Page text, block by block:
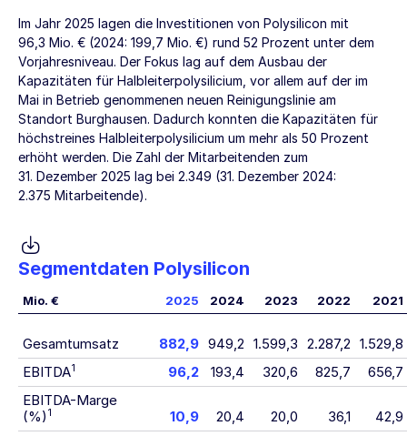
Im Jahr 2025 lagen die Investitionen von Polysilicon mit
96,3 Mio. € (2024: 199,7 Mio. €) rund 52 Prozent unter dem
Vorjahresniveau. Der Fokus lag auf dem Ausbau der
Kapazitäten für Halbleiterpolysilicium, vor allem auf der im
Mai in Betrieb genommenen neuen Reinigungslinie am
Standort Burghausen. Dadurch konnten die Kapazitäten für
höchstreines Halbleiterpolysilicium um mehr als 50 Prozent
erhöht werden. Die Zahl der Mitarbeitenden zum
31. Dezember 2025 lag bei 2.349 (31. Dezember 2024:
2.375 Mitarbeitende).
Segmentdaten Polysilicon
Mio. € 2025 2024 2023 2022 2021
Gesamtumsatz 882,9 949,2 1.599,3 2.287,2 1.529,8
EBITDA1 96,2 193,4 320,6 825,7
656,7
EBITDA-Marge
(%) 1 10,9 20,4 20,0 36,1
42,9